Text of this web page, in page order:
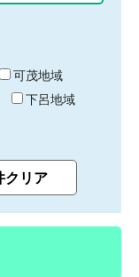
可茂地域
下呂地域